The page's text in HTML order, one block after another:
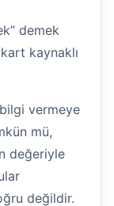
demek
kaynaklı
vermeye
mü,
değeriyle
değildir.